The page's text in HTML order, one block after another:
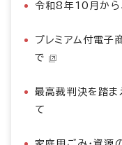
令和8年10月から
プレミアム付電子
で
最高裁判決を踏
て